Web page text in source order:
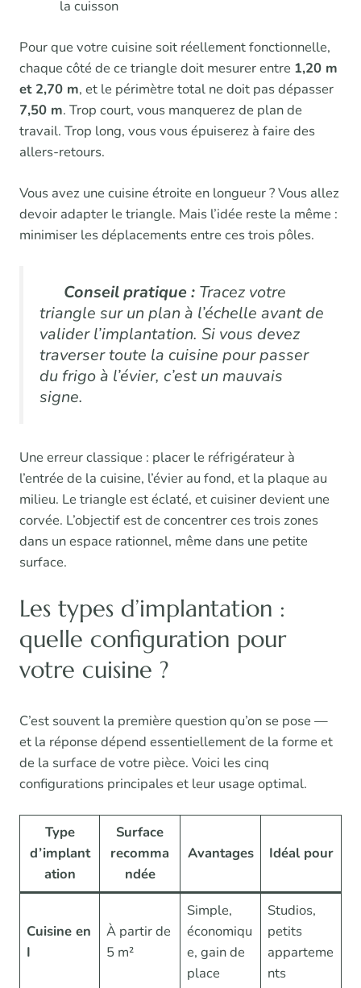
la cuisson
Pour que votre cuisine soit réellement fonctionnelle,
chaque côté de ce triangle doit mesurer entre 1,20 m
et 2,70 m, et le périmètre total ne doit pas dépasser
7,50 m. Trop court, vous manquerez de plan de
travail. Trop long, vous vous épuiserez à faire des
allers-retours.
Vous avez une cuisine étroite en longueur ? Vous allez
devoir adapter le triangle. Mais l’idée reste la même :
minimiser les déplacements entre ces trois pôles.
Conseil pratique :Tracez votre
triangle sur un plan à l’échelle avant de
valider l’implantation. Si vous devez
traverser toute la cuisine pour passer
du frigo à l’évier, c’est un mauvais
signe.
Une erreur classique : placer le réfrigérateur à
l’entrée de la cuisine, l’évier au fond, et la plaque au
milieu. Le triangle est éclaté, et cuisiner devient une
corvée. L’objectif est de concentrer ces trois zones
dans un espace rationnel, même dans une petite
surface.
Les types d’implantation :
quelle configuration pour
votre cuisine ?
C’est souvent la première question qu’on se pose —
et la réponse dépend essentiellement de la forme et
de la surface de votre pièce. Voici les cinq
configurations principales et leur usage optimal.
Type
d’implant
ation
Surface
recomma
ndée
Avantages Idéal pour
Cuisine en
I
À partir de
5 m²
Simple,
économiqu
e, gain de
place
Studios,
petits
apparteme
nts